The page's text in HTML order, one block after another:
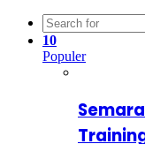
10
Populer